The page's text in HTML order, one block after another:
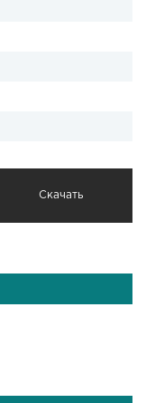
Скачать